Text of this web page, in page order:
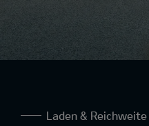
Laden & Reichweite